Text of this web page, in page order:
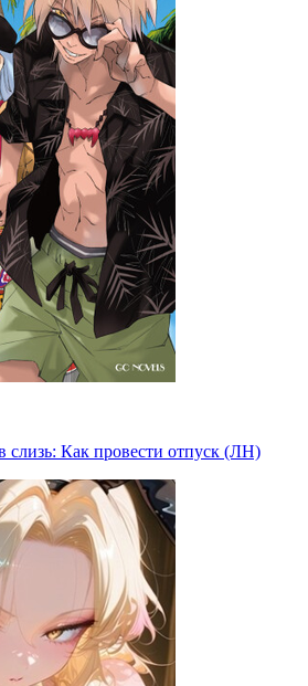
Как провести отпуск (ЛН)